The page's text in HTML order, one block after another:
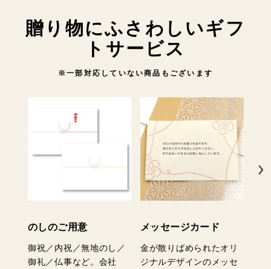
贈り物にふさわしいギフ
トサービス
※一部対応していない商品もございます
のしのご用意
御祝／内祝／無地のし／
御礼／仏事など。会社
メッセージカード
金が散りばめられたオリ
ジナルデザインのメッセ